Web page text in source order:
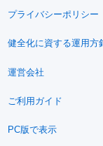
プライバシーポリシー
健全化に資する運用方
運営会社
ご利用ガイド
PC版で表示